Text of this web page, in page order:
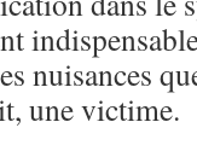
nuisances
une victime.